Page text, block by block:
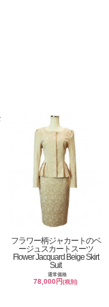
フラワー柄ジャカートのベ
ージュスカートスーツ
Flower Jacquard Beige Skirt
Suit
通常価格
78,000円(税別)